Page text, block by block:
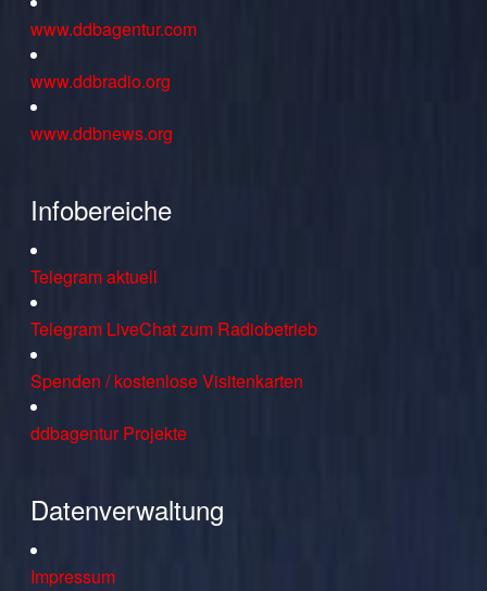
www.ddbagentur.com
www.ddbradio.org
www.ddbnews.org
Infobereiche
Telegram aktuell
Telegram LiveChat zum Radiobetrieb
Spenden / kostenlose Visitenkarten
ddbagentur Projekte
Datenverwaltung
Impressum